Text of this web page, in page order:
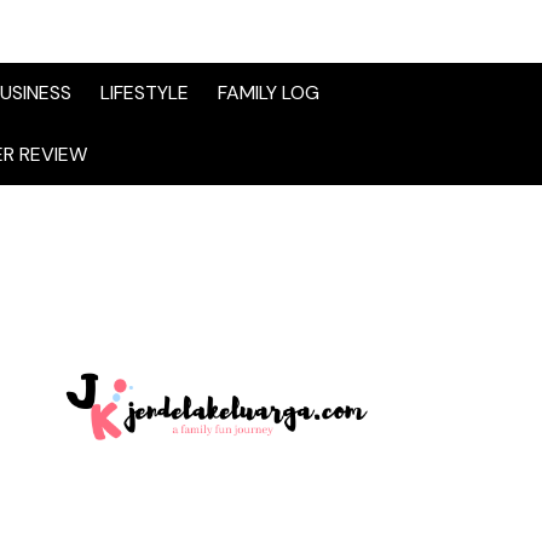
LIFESTYLE FAMILY LOG
REVIEW